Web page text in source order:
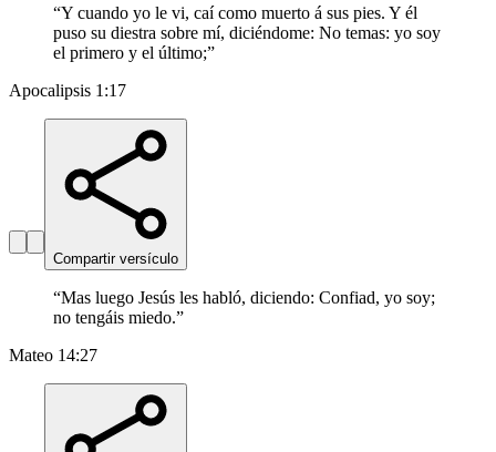
“Y cuando yo le vi, caí como muerto á sus pies. Y él
puso su diestra sobre mí, diciéndome: No temas: yo soy
el primero y el último;”
Apocalipsis 1:17
Compartir versículo
“Mas luego Jesús les habló, diciendo: Confiad, yo soy;
no tengáis miedo.”
Mateo 14:27